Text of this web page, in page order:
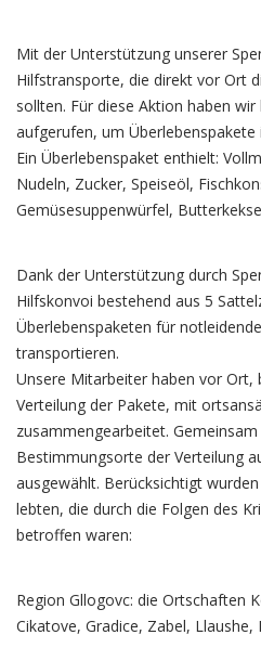
Mit der Unterstützung unserer
Hilfstransporte, die direkt vor Ort
sollten. Für diese Aktion haben
aufgerufen, um Überlebenspakete
Ein Überlebenspaket enthielt:
Nudeln, Zucker, Speiseöl,
Gemüsesuppenwürfel,
Dank der Unterstützung durch
Hilfskonvoi bestehend aus 5
Überlebenspaketen für
transportieren.
Unsere Mitarbeiter haben vor Ort,
Verteilung der Pakete, mit
zusammengearbeitet.
Bestimmungsorte der Verteilung
ausgewählt. Berücksichtigt
lebten, die durch die Folgen des
betroffen waren:
Region Gllogovc: die Ortschaften
Cikatove, Gradice, Zabel, Llaushe,